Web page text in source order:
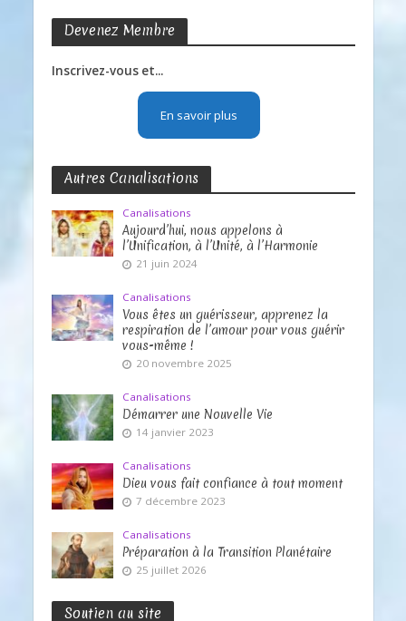
Devenez Membre
Inscrivez-vous et...
En savoir plus
Autres Canalisations
Canalisations
Aujourd’hui, nous appelons à
l’Unification, à l’Unité, à l’Harmonie
21 juin 2024
Canalisations
Vous êtes un guérisseur, apprenez la
respiration de l’amour pour vous guérir
vous-même !
20 novembre 2025
Canalisations
Démarrer une Nouvelle Vie
14 janvier 2023
Canalisations
Dieu vous fait confiance à tout moment
7 décembre 2023
Canalisations
Préparation à la Transition Planétaire
25 juillet 2026
Soutien au site